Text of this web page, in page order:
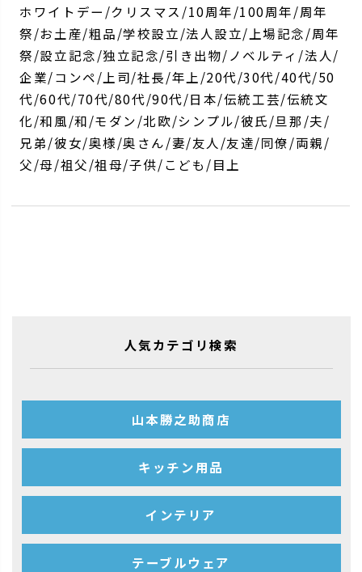
ホワイトデー/クリスマス/10周年/100周年/周年
祭/お土産/粗品/学校設立/法人設立/上場記念/周年
祭/設立記念/独立記念/引き出物/ノベルティ/法人/
企業/コンペ/上司/社長/年上/20代/30代/40代/50
代/60代/70代/80代/90代/日本/伝統工芸/伝統文
化/和風/和/モダン/北欧/シンプル/彼氏/旦那/夫/
兄弟/彼女/奥様/奥さん/妻/友人/友達/同僚/両親/
父/母/祖父/祖母/子供/こども/目上
人気カテゴリ検索
山本勝之助商店
キッチン用品
インテリア
テーブルウェア